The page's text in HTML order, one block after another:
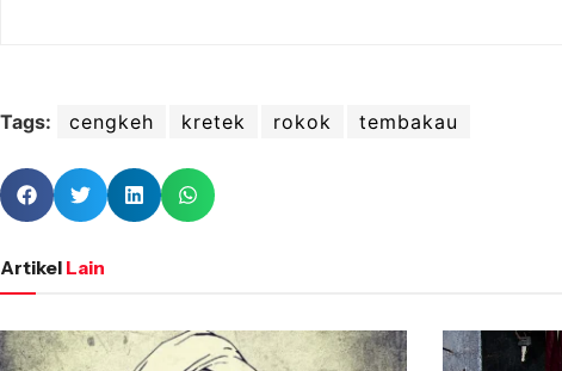
Tags: cengkeh kretek rokok tembakau
Artikel Lain